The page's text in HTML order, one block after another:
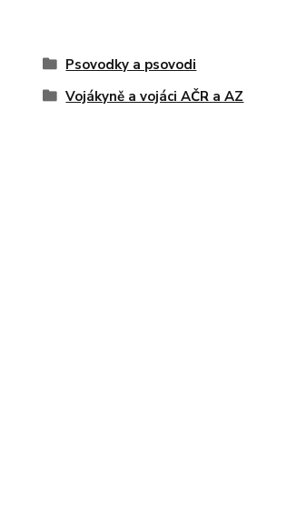
Psovodky a psovodi
Vojákyně a vojáci AČR a AZ